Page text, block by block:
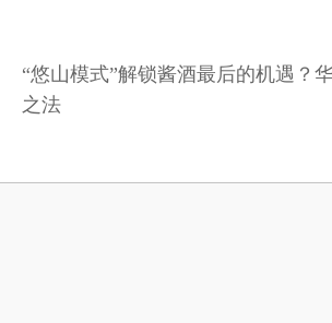
“悠山模式”解锁酱酒最后的机遇？
之法